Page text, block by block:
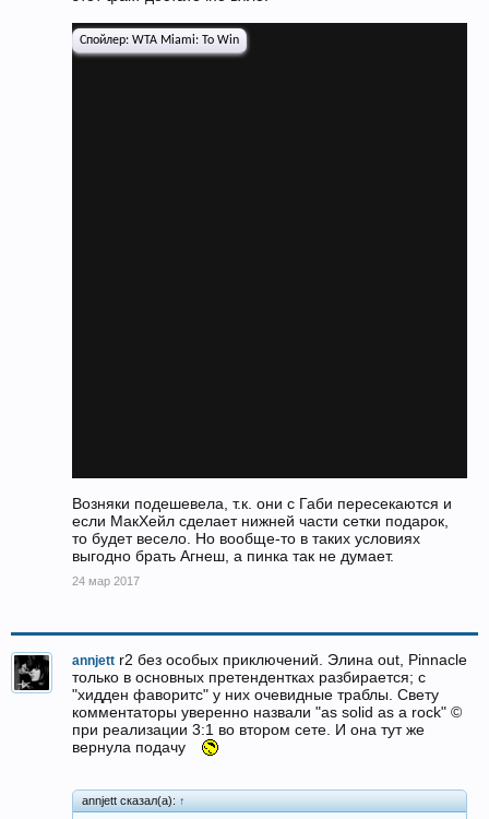
Спойлер: WTA Miami: To Win
Возняки подешевела, т.к. они с Габи пересекаются и
если МакХейл сделает нижней части сетки подарок,
то будет весело. Но вообще-то в таких условиях
выгодно брать Агнеш, а пинка так не думает.
24 мар 2017
annjett r2 без особых приключений. Элина out, Pinnacle
только в основных претендентках разбирается; с
"хидден фаворитс" у них очевидные траблы. Свету
комментаторы уверенно назвали "as solid as a rock" ©
при реализации 3:1 во втором сете. И она тут же
вернула подачу
annjett сказал(а): ↑